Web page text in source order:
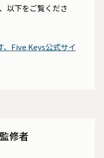
以下をご覧くださ
、Five Keys公式サイ
修者